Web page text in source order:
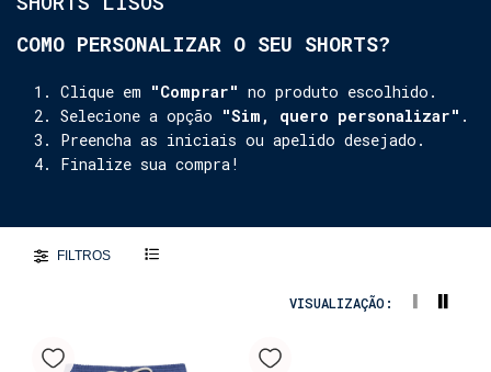
COMO PERSONALIZAR O SEU SHORTS?
Clique em "Comprar" no produto escolhido.
Selecione a opção "Sim, quero personalizar" .
Preencha as iniciais ou apelido desejado.
Finalize sua compra!
FILTROS
VISUALIZAÇÃO: